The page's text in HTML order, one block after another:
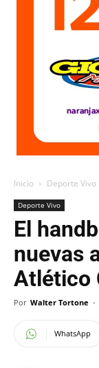
Inicio Deporte Vivo
Deporte Vivo
El
nuevas
Atlético
Por Walter Tortone -
WhatsApp